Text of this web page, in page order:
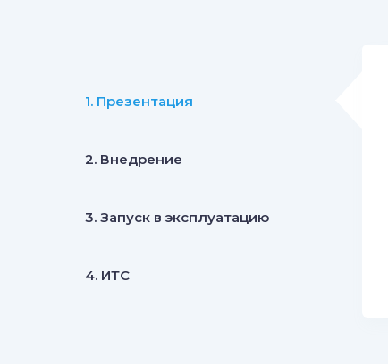
1. Презентация
2. Внедрение
3. Запуск в эксплуатацию
4. ИТС